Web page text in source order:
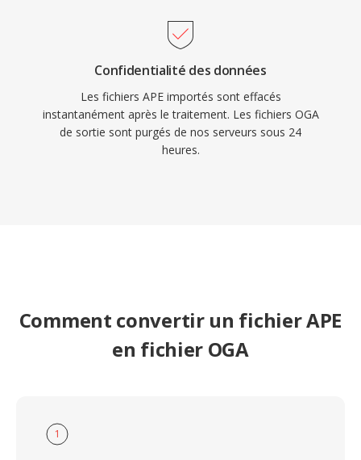
Confidentialité des données
Les fichiers APE importés sont effacés
instantanément après le traitement. Les fichiers OGA
de sortie sont purgés de nos serveurs sous 24
heures.
Comment convertir un fichier APE
en fichier OGA
1